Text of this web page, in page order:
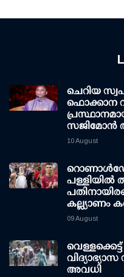
ചെറിയ
ഫൊക്കാന
സജിമോൻ
10 August
പള്ളിയില്‍
കല്ല്യാണം
09 August
അവധി